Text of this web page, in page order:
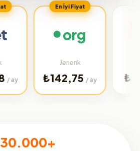
En İyi Fiyat
org
₺142,75 / ay ₺32,02
30.000+